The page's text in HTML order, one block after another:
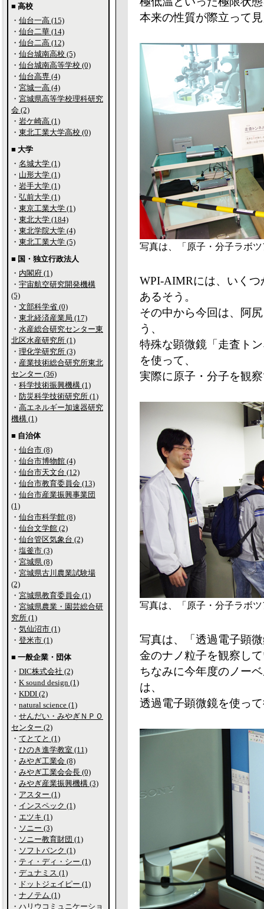
本来の性質が際立って
写真は、「原子・分子ラボ
WPI-AIMRには、いく
あるそう。
その中から今回は、阿
う、
特殊な顕微鏡「走査ト
を使って、
実際に原子・分子を観
写真は、「原子・分子ラボ
写真は、「透過電子顕
金のナノ粒子を観察し
ちなみに今年度のノー
は、
透過電子顕微鏡を使っ
■ 高校
・ 仙台一高 (15)
・ 仙台二華 (14)
・ 仙台二高 (12)
・ 仙台城南高校 (5)
・ 仙台城南高等学校 (0)
・ 仙台高専 (4)
・ 宮城一高 (4)
・ 宮城県高等学校理科研究
会 (2)
・ 岩ケ崎高 (1)
・ 東北工業大学高校 (0)
■ 大学
・ 名城大学 (1)
・ 山形大学 (1)
・ 岩手大学 (1)
・ 弘前大学 (1)
・ 東京工業大学 (1)
・ 東北大学 (184)
・ 東北学院大学 (4)
・ 東北工業大学 (5)
■ 国・独立行政法人
・ 内閣府 (1)
・ 宇宙航空研究開発機構
(5)
・ 文部科学省 (0)
・ 東北経済産業局 (17)
・ 水産総合研究センター東
北区水産研究所 (1)
・ 理化学研究所 (3)
・ 産業技術総合研究所東北
センター (36)
・ 科学技術振興機構 (1)
・ 防災科学技術研究所 (1)
・ 高エネルギー加速器研究
機構 (1)
■ 自治体
・ 仙台市 (8)
・ 仙台市博物館 (4)
・ 仙台市天文台 (12)
・ 仙台市教育委員会 (13)
・ 仙台市産業振興事業団
(1)
・ 仙台市科学館 (8)
・ 仙台文学館 (2)
・ 仙台管区気象台 (2)
・ 塩釜市 (3)
・ 宮城県 (8)
・ 宮城県古川農業試験場
(2)
・ 宮城県教育委員会 (1)
・ 宮城県農業・園芸総合研
究所 (1)
・ 気仙沼市 (1)
・ 登米市 (1)
■ 一般企業・団体
・ DIC株式会社 (2)
・ K sound design (1)
・ KDDI (2)
・ natural science (1)
・ せんだい・みやぎＮＰＯ
センター (2)
・ てとてと (1)
・ ひのき進学教室 (11)
・ みやぎ工業会 (8)
・ みやぎ工業会会長 (0)
・ みやぎ産業振興機構 (3)
・ アスター (1)
・ インスペック (1)
・ エツキ (1)
・ ソニー (3)
・ ソニー教育財団 (1)
・ ソフトバンク (1)
・ ティ・ディ・シー (1)
・ デュナミス (1)
・ ドットジェイピー (1)
・ ナノテム (1)
・ ハリウコミュニケーショ